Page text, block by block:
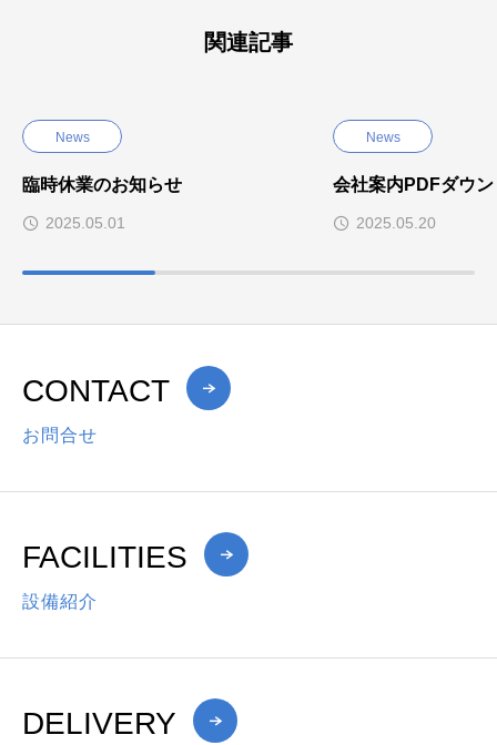
関連記事
News
臨時休業のお知らせ
2025.05.01
News
会社案内PDFダウ
2025.05.20
CONTACT
お問合せ
FACILITIES
設備紹介
DELIVERY